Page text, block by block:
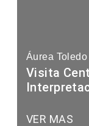
Áurea Toledo
Visita
VER MAS